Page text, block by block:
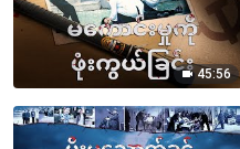
45:56